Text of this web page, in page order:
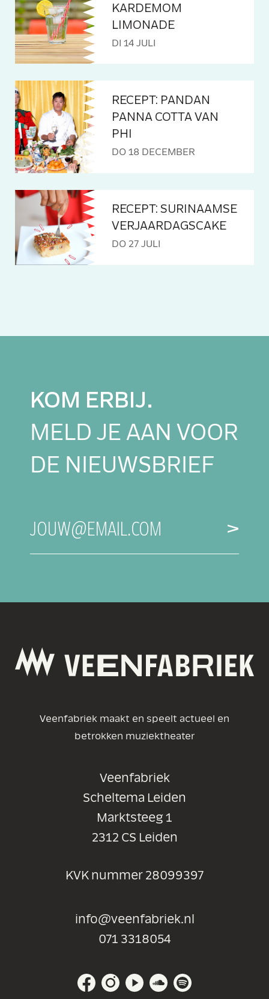
KARDEMOM
LIMONADE
DI 14 JULI
RECEPT: PANDAN
PANNA COTTA VAN
PHI
DO 18 DECEMBER
RECEPT: SURINAAMSE
VERJAARDAGSCAKE
DO 27 JULI
KOM ERBIJ.
MELD JE AAN VOOR
DE NIEUWSBRIEF
E-
JOUW@EMAIL.COM
Veenfabriek maakt en speelt actueel en
betrokken muziektheater
Veenfabriek
Scheltema Leiden
Marktsteeg 1
2312 CS Leiden
KVK nummer 28099397
info@veenfabriek.nl
071 3318054